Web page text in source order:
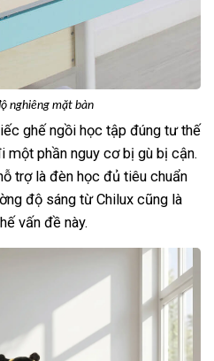
nghiêng mặt bàn
ghế ngồi học tập đúng tư thế
phần nguy cơ bị gù bị cận.
trợ là đèn học đủ tiêu chuẩn
độ sáng từ Chilux cũng là
vấn đề này.